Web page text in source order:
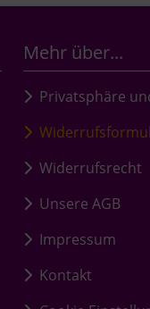
Mehr über...
Privatsphäre
Widerrufsrecht
Unsere AGB
Impressum
Kontakt